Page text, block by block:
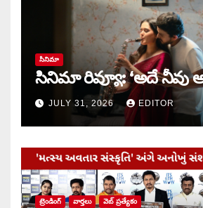
సినిమా
సినిమా రివ్యూ: ‘అదే నీవు
JULY 31, 2026 EDITOR
ట్రెండింగ్ వార్త‌లు వెబ్ ప్రత్యేకం